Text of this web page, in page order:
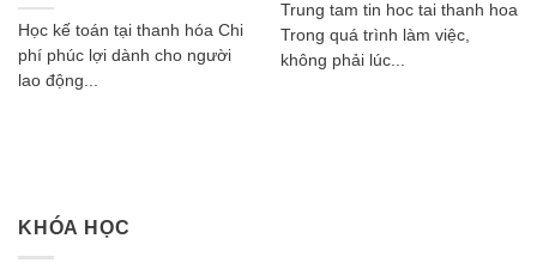
Học kế toán tại thanh hóa Chi
phí phúc lợi dành cho người
lao động...
Trung tam tin hoc tai thanh hoa
Trong quá trình làm việc,
không phải lúc...
KHÓA HỌC